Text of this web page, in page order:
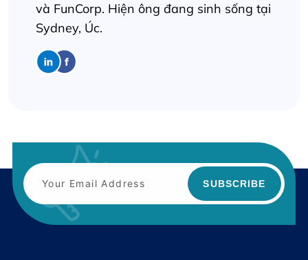
và FunCorp. Hiện ông đang sinh sống tại
Sydney, Úc.
SUBSCRIBE